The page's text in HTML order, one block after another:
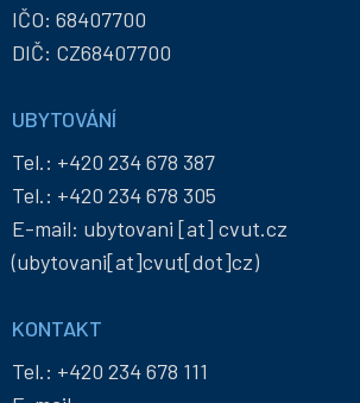
IČO: 68407700
DIČ: CZ68407700
UBYTOVÁNÍ
Tel.: +420 234 678 387
Tel.: +420 234 678 305
E-mail: ubytovani [at] cvut.cz
(ubytovani[at]cvut[dot]cz)
KONTAKT
Tel.: +420 234 678 111